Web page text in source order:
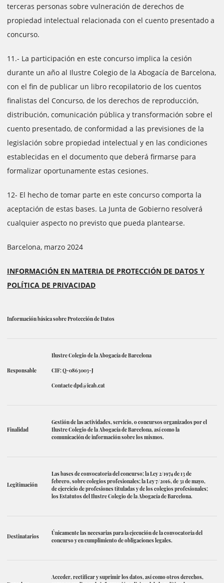
terceras personas sobre vulneración de derechos de
propiedad intelectual relacionada con el cuento presentado a
concurso.
11.- La participación en este concurso implica la cesión
durante un año al Ilustre Colegio de la Abogacía de Barcelona,
con el fin de publicar un libro recopilatorio de los cuentos
finalistas del Concurso, de los derechos de reproducción,
distribución, comunicación pública y transformación sobre el
cuento presentado, de conformidad a las previsiones de la
legislación sobre propiedad intelectual y en las condiciones
establecidas en el documento que deberá firmarse para
formalizar oportunamente estas cesiones.
12- El hecho de tomar parte en este concurso comporta la
aceptación de estas bases. La Junta de Gobierno resolverá
cualquier aspecto no previsto que pueda plantearse.
Barcelona, marzo 2024
INFORMACIÓN EN MATERIA DE PROTECCIÓN DE DATOS Y
POLÍTICA DE PRIVACIDAD
Información básica sobre Protección de Datos
Responsable
Ilustre Colegio de la Abogacía de Barcelona
CIF: Q-0863003-J
Contactedpd@icab.cat
Finalidad
Gestión de las actividades, servicio, o concursos organizados por el
Ilustre Colegio de la Abogacía de Barcelona, así como la
comunicación de información sobre los mismos.
Legitimación
Las bases de convocatoria del concurso; la Ley 2/1974 de 13 de
febrero, sobre colegios profesionales; la Ley 7/2016, de 31 de mayo,
de ejercicio de profesiones tituladas y de los colegios profesionales;
los Estatutos del Ilustre Colegio de la Abogacía de Barcelona.
Destinatarios
Únicamente las necesarias para la ejecución de la convocatoria del
concurso y en cumplimiento de obligaciones legales.
Acceder, rectificar y suprimir los datos, así como otros derechos,